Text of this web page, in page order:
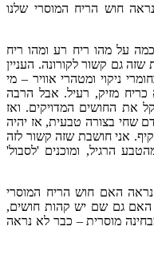
חוש הריח המוסרי שלנו
על מהו ריח רע ומהו ריח
גם קשור לקורונה. העניין
ניקוי ומטהרי אוויר – מי
מזיק, רעיל. אבל הרבה
את החושים המדויקים. ואז
שחי בצורה טבעית, אז יהיה
אני חושבת שזה קשור לזה
הרגיל, ומוכנים 'לסבול'
האם חוש הריח המוסרי
האם גם שם יש קהות חושים,
מוסרית – כבר לא נראה